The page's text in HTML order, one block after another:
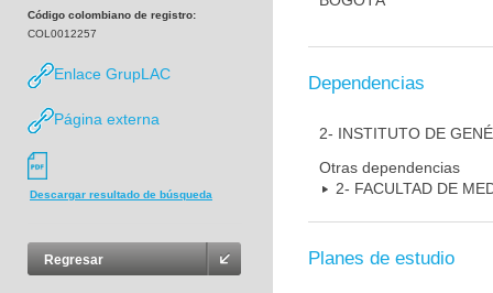
Código colombiano de registro:
COL0012257
Enlace GrupLAC
Página externa
Descargar resultado de búsqueda
Regresar
Dependencias
2- INSTITUTO DE
Otras dependencias
2- FACULTAD DE
Planes de estudio